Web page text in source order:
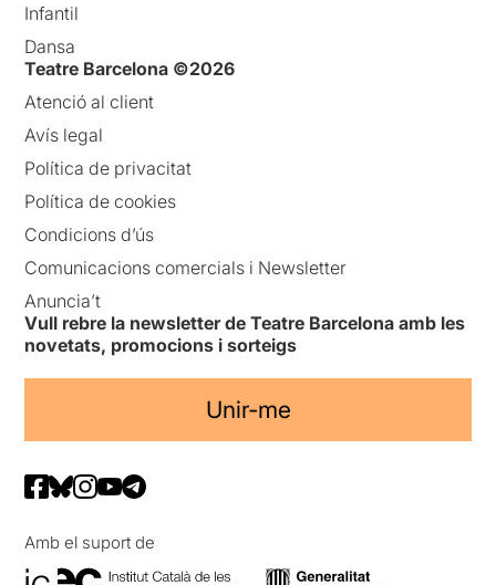
Infantil
Dansa
Teatre Barcelona ©2026
Atenció al client
Avís legal
Política de privacitat
Política de cookies
Condicions d’ús
Comunicacions comercials i Newsletter
Anuncia’t
Vull rebre la newsletter de Teatre Barcelona amb les
novetats, promocions i sorteigs
Unir-me
Amb el suport de